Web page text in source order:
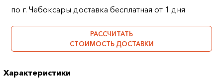
по г. Чебоксары доставка бесплатная от 1 дня
РАССЧИТАТЬ
СТОИМОСТЬ ДОСТАВКИ
Характеристики